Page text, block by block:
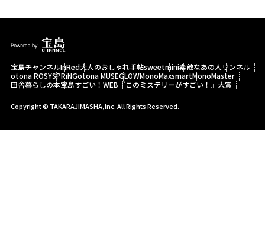
宝島チャンネルInRed大人のおしゃれ手帖sweetmini素敵なあの人 リンネル
otona ROSYSPRiNGotona MUSEGLOWMonoMaxsmartMonoMaster
田舎暮らしの本宝島すごい！WEB 『このミステリーがすごい！』大賞
Copyright © TAKARAJIMASHA,Inc. All Rights Reserved.